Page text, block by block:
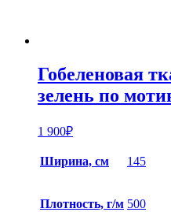
Гобеленовая
зелень по
1 900₽
Ширина, см 145
Плотность, г/м 500